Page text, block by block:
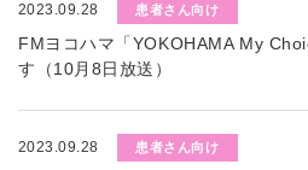
2023.09.28 患者さん向け
FMヨコハマ「YOKOHAMA My
す（10月8日放送）
2023.09.28 患者さん向け